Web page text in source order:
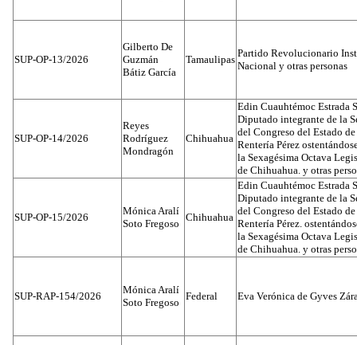
SUP-OP-13/2026
Gilberto De
Guzmán
Bátiz García
Tamaulipas
Partido Revolucionario
Nacional y otras personas
SUP-OP-14/2026
Reyes
Rodríguez
Mondragón
Chihuahua
Edin Cuauhtémoc Estrada
Diputado integrante de la
del Congreso del Estado
Rentería Pérez
la Sexagésima Octava
de Chihuahua. y otras
SUP-OP-15/2026
Mónica Aralí
Soto Fregoso
Chihuahua
Edin Cuauhtémoc Estrada
Diputado integrante de la
del Congreso del Estado
Rentería Pérez.
la Sexagésima Octava
de Chihuahua. y otras
SUP-RAP-154/2026
Mónica Aralí
Soto Fregoso
Federal Eva Verónica de Gyves